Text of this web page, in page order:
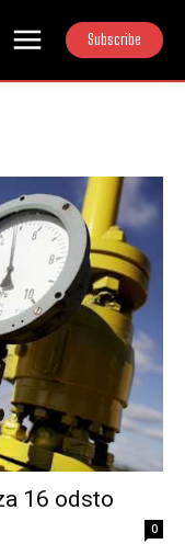
Subscribe
16 odsto
0